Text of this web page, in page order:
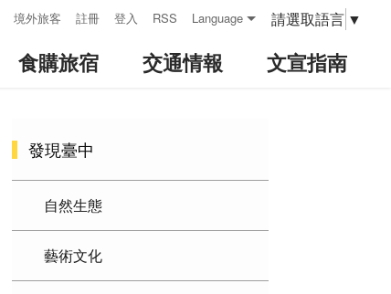
境外旅客 註冊 登入 RSS Language 請選取語言 ▼
食購旅宿 交通情報 文宣指南
發現臺中
自然生態
藝術文化